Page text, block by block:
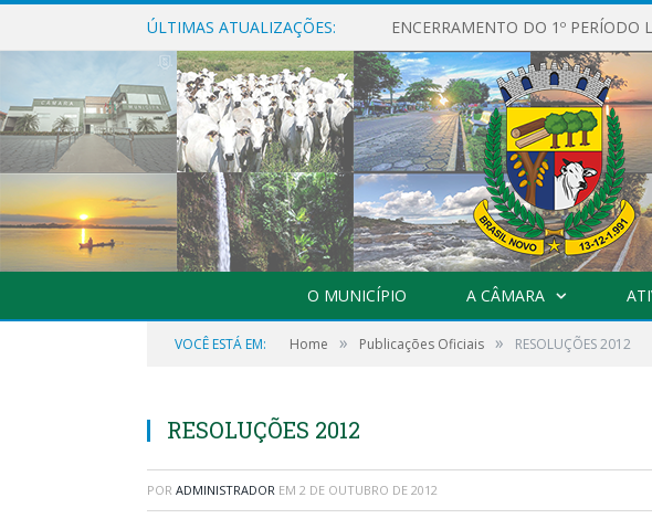
ÚLTIMAS ATUALIZAÇÕES: ENCERRAMENTO DO 1º PERÍODO
O MUNICÍPIO A CÂMARA
VOCÊ ESTÁ EM: Home » Publicações Oficiais » RESOLUÇÕES 2012
RESOLUÇÕES 2012
POR ADMINISTRADOR EM 2 DE OUTUBRO DE 2012